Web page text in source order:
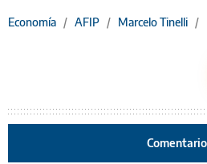
Economía / AFIP / Marcelo Tinelli /